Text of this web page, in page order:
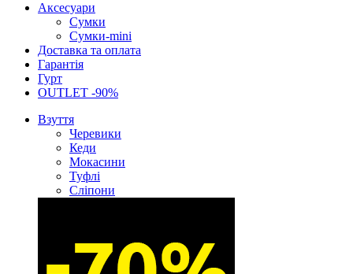
Аксесуари
Сумки
Сумки-mini
Доставка та оплата
Гарантія
Гурт
OUTLET -90%
Взуття
Черевики
Кеди
Мокасини
Туфлі
Сліпони